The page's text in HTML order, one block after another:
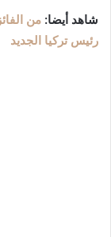
شاهد أيضا:
رئيس تركيا الجديد